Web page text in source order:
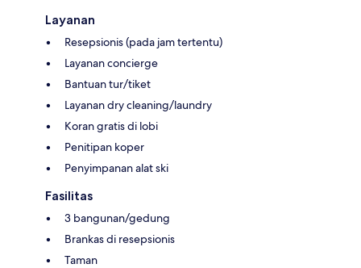
Layanan
Resepsionis (pada jam tertentu)
Layanan concierge
Bantuan tur/tiket
Layanan dry cleaning/laundry
Koran gratis di lobi
Penitipan koper
Penyimpanan alat ski
Fasilitas
3 bangunan/gedung
Brankas di resepsionis
Taman